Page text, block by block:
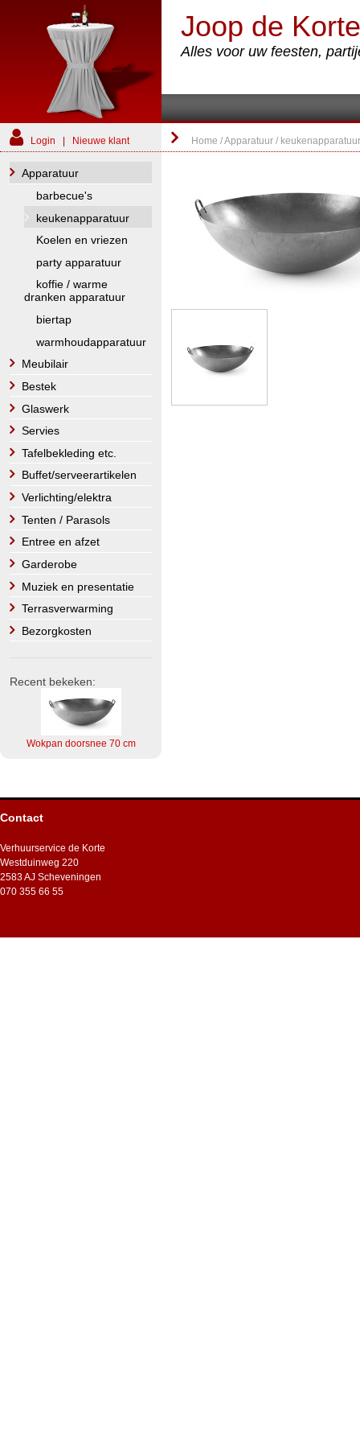
Joop de
Alles voor uw feesten,
Login Nieuwe klant Home /Apparatuur /
Apparatuur
barbecue's
keukenapparatuur
Koelen en vriezen
party apparatuur
koffie / warme
dranken apparatuur
biertap
warmhoudapparatuur
Meubilair
Bestek
Glaswerk
Servies
Tafelbekleding etc.
Buffet/serveerartikelen
Verlichting/elektra
Tenten / Parasols
Entree en afzet
Garderobe
Muziek en presentatie
Terrasverwarming
Bezorgkosten
Recent bekeken:
Wokpan doorsnee 70 cm
Contact
Verhuurservice de Korte
Westduinweg 220
2583 AJ Scheveningen
070 355 66 55